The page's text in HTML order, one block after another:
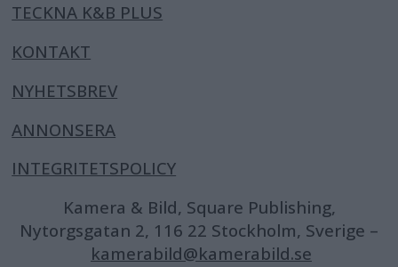
TECKNA K&B PLUS
KONTAKT
NYHETSBREV
ANNONSERA
INTEGRITETSPOLICY
Kamera & Bild, Square Publishing,
Nytorgsgatan 2, 116 22 Stockholm, Sverige –
kamerabild@kamerabild.se